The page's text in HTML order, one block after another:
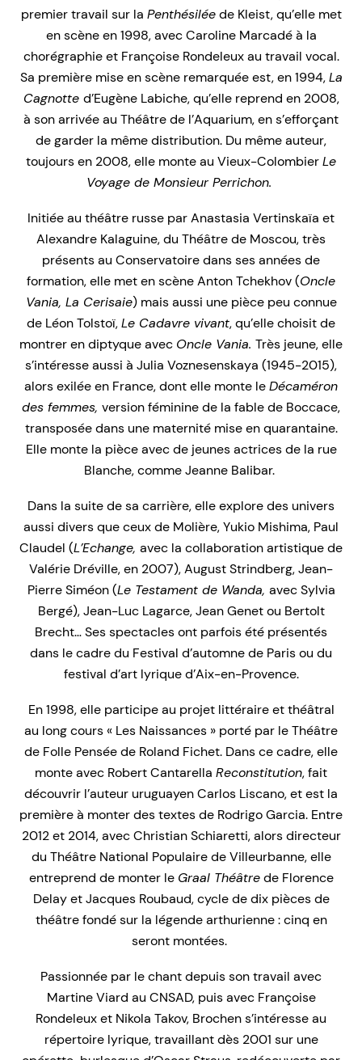
premier travail sur la Penthésiléede Kleist, qu’elle met
en scène en 1998, avec Caroline Marcadé à la
chorégraphie et Françoise Rondeleux au travail vocal.
Sa première mise en scène remarquée est, en 1994,La
Cagnotte d’Eugène Labiche, qu’elle reprend en 2008,
à son arrivée au Théâtre de l’Aquarium, en s’efforçant
de garder la même distribution. Du même auteur,
toujours en 2008, elle monte au Vieux-ColombierLe
Voyage de Monsieur Perrichon.
Initiée au théâtre russe par Anastasia Vertinskaïa et
Alexandre Kalaguine, du Théâtre de Moscou, très
présents au Conservatoire dans ses années de
formation, elle met en scène Anton Tchekhov (Oncle
Vania, La Cerisaie) mais aussi une pièce peu connue
de Léon Tolstoï,Le Cadavre vivant, qu’elle choisit de
montrer en diptyque avec Oncle Vania. Très jeune, elle
s’intéresse aussi à Julia Voznesenskaya (1945-2015),
alors exilée en France, dont elle monte leDécaméron
des femmes, version féminine de la fable de Boccace,
transposée dans une maternité mise en quarantaine.
Elle monte la pièce avec de jeunes actrices de la rue
Blanche, comme Jeanne Balibar.
Dans la suite de sa carrière, elle explore des univers
aussi divers que ceux de Molière, Yukio Mishima, Paul
Claudel (L’Echange, avec la collaboration artistique de
Valérie Dréville, en 2007), August Strindberg, Jean-
Pierre Siméon (Le Testament de Wanda, avec Sylvia
Bergé), Jean-Luc Lagarce, Jean Genet ou Bertolt
Brecht… Ses spectacles ont parfois été présentés
dans le cadre du Festival d’automne de Paris ou du
festival d’art lyrique d’Aix-en-Provence.
En 1998, elle participe au projet littéraire et théâtral
au long cours « Les Naissances » porté par le Théâtre
de Folle Pensée de Roland Fichet. Dans ce cadre, elle
monte avec Robert Cantarella Reconstitution, fait
découvrir l’auteur uruguayen Carlos Liscano, et est la
première à monter des textes de Rodrigo Garcia. Entre
2012 et 2014, avec Christian Schiaretti, alors directeur
du Théâtre National Populaire de Villeurbanne, elle
entreprend de monter le Graal Théâtrede Florence
Delay et Jacques Roubaud, cycle de dix pièces de
théâtre fondé sur la légende arthurienne : cinq en
seront montées.
Passionnée par le chant depuis son travail avec
Martine Viard au CNSAD, puis avec Françoise
Rondeleux et Nikola Takov, Brochen s’intéresse au
répertoire lyrique, travaillant dès 2001 sur une